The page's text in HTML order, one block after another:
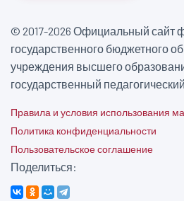
© 2017-2026 Официальный сайт
государственного бюджетного
учреждения высшего
государственный
Правила и условия использования
Политика конфиденциальности
Пользовательское соглашение
Поделиться: